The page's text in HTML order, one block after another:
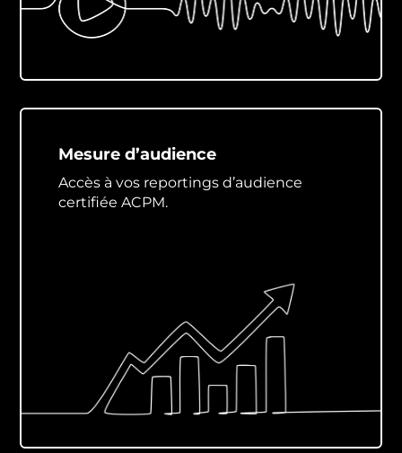
Mesure d’audience
Accès à vos reportings d’audience
certifiée ACPM.